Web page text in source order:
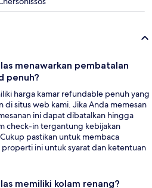
menawarkan pembatalan
penuh?
harga kamar refundable penuh yang
di situs web kami. Jika Anda memesan
ini dapat dibatalkan hingga
check-in tergantung kebijakan
pastikan untuk membaca
ini untuk syarat dan ketentuan
memiliki kolam renang?